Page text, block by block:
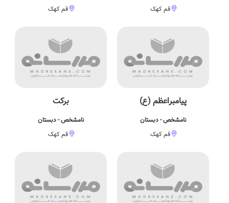
قم کهک
قم کهک
پیامبراعظم (ع)
نامشخص - دبستان
قم کهک
برکت
نامشخص - دبستان
قم کهک